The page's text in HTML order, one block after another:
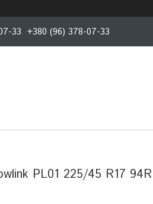
33 +380 (96) 378-07-33
PL01 225/45 R17